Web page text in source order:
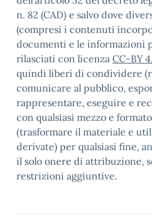
n. 82 (CAD) e salvo dove
(compresi i contenuti
documenti e le informazioni
rilasciati con licenza CC-BY
quindi liberi di condividere
comunicare al pubblico,
rappresentare, eseguire e
con qualsiasi mezzo e
(trasformare il materiale e
derivate) per qualsiasi fine,
il solo onere di attribuzione,
restrizioni aggiuntive.